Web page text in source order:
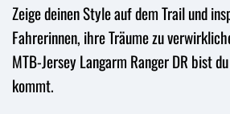
Zeige deinen Style auf dem Trail und
Fahrerinnen, ihre Träume zu
MTB-Jersey Langarm Ranger DR bist
kommt.